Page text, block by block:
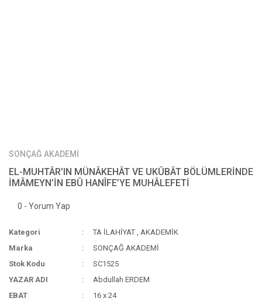
SONÇAĞ AKADEMİ
EL-MUHTÂR’IN MÜNÂKEHÂT VE UKÛBÂT BÖLÜMLERİNDE
İMÂMEYN’İN EBÛ HANÎFE’YE MUHÂLEFETİ
0 - Yorum Yap
Kategori TA İLAHİYAT ,AKADEMİK
Marka
SONÇAĞ AKADEMİ
Stok Kodu
SC1525
YAZAR ADI
Abdullah ERDEM
EBAT
16 x 24